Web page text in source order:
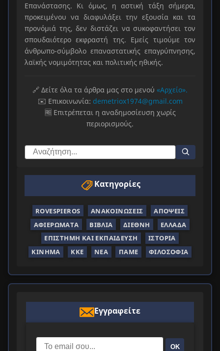
Επανάστασης. Κι όμως, η αστική τάξη σήμερα,
προκειμένου να διαφυλάξει την εξουσία και τα
προνόμιά της, δεν διστάζει να συκοφαντήσει τον
σπουδαιότερο εκφραστή της. Εμείς τιμούμε τον
άνθρωπο-σύμβολο επαναστατικής επαγρύπνησης,
λαϊκής νομιμότητας και πολιτικής ηθικής.
🔗 Δείτε όλα τα άρθρα μας στο μενού «Αρχείο».
✉️ Επικοινωνία: demetriox1974@gmail.com
🆓 Επιτρέπεται η αναδημοσίευση χωρίς
περιορισμούς.
Κατηγορίες
ROVESPIEROS ΑΝΑΚΟΙΝΏΣΕΙΣ
ΑΠΌΨΕΙΣ
ΑΦΙΕΡΏΜΑΤΑ
ΒΙΒΛΊΑ ΔΙΕΘΝΉ
ΕΛΛΆΔΑ
ΕΠΙΣΤΉΜΗ ΚΑΙ ΕΚΠΑΊΔΕΥΣΗ
ΙΣΤΟΡΊΑ
ΚΊΝΗΜΑ
ΚΚΕ ΝΈΑ ΠΑΜΕ ΦΙΛΟΣΟΦΊΑ
Εγγραφείτε
ΟΚ